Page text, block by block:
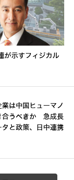
が示すフィジカル
業は中国ヒューマノ
合うべきか 急成長
と政策、日中連携